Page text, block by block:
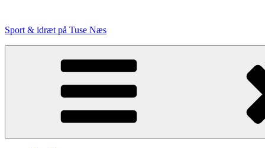
indhold
Sport & idræt på Tuse Næs